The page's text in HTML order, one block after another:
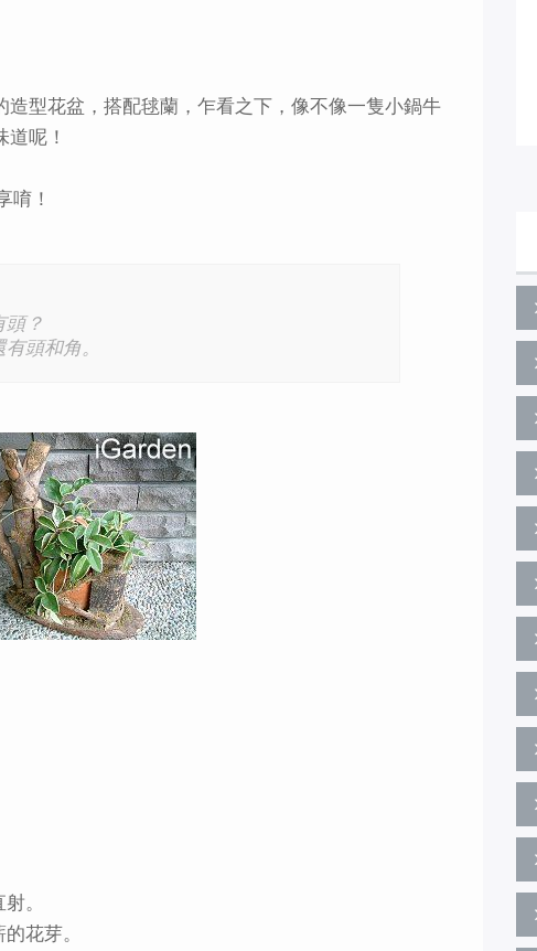
型花盆，搭配毬蘭，乍看之下，像不像一隻小鍋牛
呢！
唷！
頭？
頭和角。
。
花芽。